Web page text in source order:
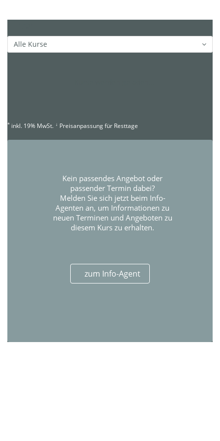
Alle Kurse
* inkl. 19% MwSt. ↓ Preisanpassung für Resttage
Kein passendes Angebot oder
passender Termin dabei?
Melden Sie sich jetzt beim Info-
Agenten an, um Informationen zu
neuen Terminen und Angeboten zu
diesem Kurs zu erhalten.
zum Info-Agent